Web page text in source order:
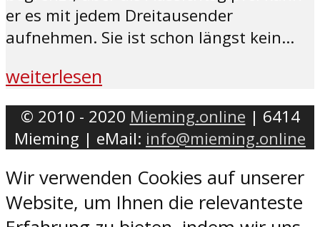
er es mit jedem Dreitausender
aufnehmen. Sie ist schon längst kein...
weiterlesen
© 2010 - 2020 Mieming.online | 6414
Mieming | eMail: info@mieming.online
Wir verwenden Cookies auf unserer
Website, um Ihnen die relevanteste